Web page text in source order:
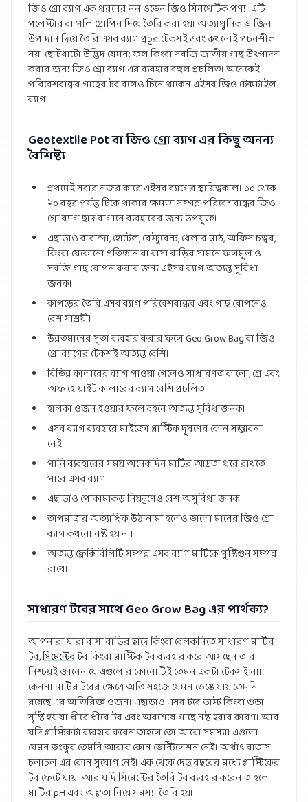
জিও গ্রো ব্যাগ এক ধরনের নন ওভেন জিও সিনথেটিক পণ্য। এটি
পলেস্টার বা পলি প্রোপিন দিয়ে তৈরি করা হয়। অত্যাধুনিক ভার্জিন
উপাদান দিয়ে তৈরি এসব ব্যাগ প্রচুর টেকসই এবং কখনোই পচনশীল
নয়। ছোটখাটো উদ্ভিদ যেমন: ফল কিংবা সবজি জাতীয় গাছ উৎপাদন
করার জন্য জিও গ্রো ব্যাগ এর ব্যবহার বহুল প্রচলিত। অনেকেই
পরিবেশবান্ধব গাছের টব বলেও চিনে থাকেন এইসব জিও টেক্সটাইল
ব্যাগ।
Geotextile Pot বাজিও গ্রো ব্যাগ এর কিছু অনন্য
বৈশিষ্ট্য
প্রথমেই সবার নজর কারে এইসব ব্যাগের স্থায়িত্বকাল। ১০ থেকে
২০ বছর পর্যন্ত টিকে থাকার ক্ষমতা সম্পন্ন পরিবেশবান্ধব জিও
গ্রো ব্যাগ ছাদ বাগানে ব্যবহারের জন্য উপযুক্ত।
এছাড়াও বারান্দা, হোটেল, রেস্টুরেন্ট, খেলার মাঠ, অফিস চত্বর,
কিংবা যেকোনো প্রতিষ্ঠান বা বাসা বাড়ির সামনে ফলমূল ও
সবজি গাছ রোপন করার জন্য এইসব ব্যাগ অত্যন্ত সুবিধা
জনক।
কাপড়ের তৈরি এসব ব্যাগ পরিবেশবান্ধব এবং গাছ রোপনেও
বেশ সাশ্রয়ী।
উন্নতমানের সুতা ব্যবহার করার ফলে Geo Grow Bag বা জিও
গ্রো ব্যাগের টেকশই অত্যন্ত বেশি।
বিভিন্ন কালারের ব্যাগ পাওয়া গেলেও সাধারণত কালো, গ্রে এবং
অফ হোয়াইট কালারের ব্যাগ বেশি প্রচলিত।
হালকা ওজন হওয়ার ফলে বহনে অত্যন্ত সুবিধাজনক।
এসব ব্যাগ ব্যবহারে মাইক্রো প্লাস্টিক দূষণের কোন সম্ভাবনা
নেই।
পানি ব্যবহারের সময় অনেকদিন মাটির আদ্রতা ধরে রাখতে
পারে এসব ব্যাগ।
এছাড়াও পোকামাকড় নিয়ন্ত্রণেও বেশ অসুবিধা জনক।
তাপমাত্রার অত্যাধিক উঠানামা হলেও ভালো মানের জিও গ্রো
ব্যাগ কখনো নষ্ট হয় না।
অত্যন্ত ফ্লেক্সিবিলিটি সম্পন্ন এসব ব্যাগ মাটিকে পুষ্টিগুন সম্পন্ন
রাখে।
সাধারণ টবের সাথে Geo Grow Bag এর পার্থক্য?
আপনারা যারা বাসা বাড়ির ছাদে কিংবা বেলকনিতে সাধারণ মাটির
টব,সিমেন্টেরটব কিংবা প্লাস্টিক টব ব্যবহার করে আসছেন তারা
নিশ্চয়ই জানেন যে এগুলোর কোনোটিই তেমন একটা টেকসই না।
কেননা মাটির টবের ক্ষেত্রে অতি সহজে যেমন ভেঙে যায় তেমনি
রয়েছে এর অতিরিক্ত ওজন। এছাড়াও এসব টবে ডাস্ট কিংবা গুড়া
সৃষ্টি হয় যা ধীরে ধীরে টব এবং অবশেষে গাছে নষ্ট হবার কারণ। আর
যদি প্লাস্টিকটা ব্যবহার করেন তাহলে তো আরো সমস্যা। এগুলো
যেমন ভংকুর তেমনি আবার কোন ভেন্টিলেশন নেই। অর্থাৎ বাতাস
চলাচল এর কোন সুযোগ নেই। এক থেকে দেড় বছরের মধ্যে প্লাস্টিকের
টব ফেটে যায়। আর যদি সিমেন্টের তৈরি টব ব্যবহার করেন তাহলে
মাটির pH এবং অম্লতা নিয়ে সমস্যা তৈরি হয়।